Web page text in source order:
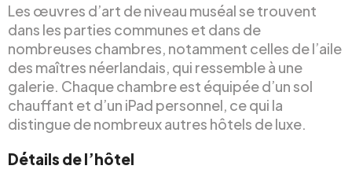
Les œuvres d’art de niveau muséal se trouvent
dans les parties communes et dans de
nombreuses chambres, notamment celles de l’aile
des maîtres néerlandais, qui ressemble à une
galerie. Chaque chambre est équipée d’un sol
chauffant et d’un iPad personnel, ce qui la
distingue de nombreux autres hôtels de luxe.
Détails de l’hôtel